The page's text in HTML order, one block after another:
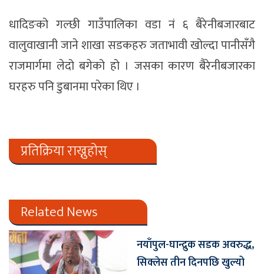
धादिङको गल्छी गाउँपालिका वडा नं ६ बैरेनीबजारबाट
वालुवाखानी जाने शाखा सडकहरु जताभावी खोल्दा पानीसँगै
राजमार्गमा लेदो बगेको हो । जसका कारण बैरेनीबजारका
घरहरु पनि डुबानमा परेका थिए ।
प्रतिक्रिया राख्नुहोस्
Related News
नयाँपुल-घान्द्रुक सडक अवरुद्ध,
सिक्लेस तीन दिनपछि खुल्यो